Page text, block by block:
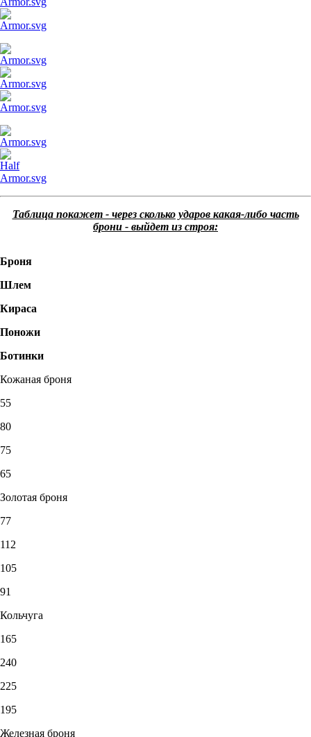
Таблица покажет - через сколько ударов какая-либо часть
брони - выйдет из строя:
Броня
Шлем
Кираса
Поножи
Ботинки
Кожаная броня
55
80
75
65
Золотая броня
77
112
105
91
Кольчуга
165
240
225
195
Железная броня